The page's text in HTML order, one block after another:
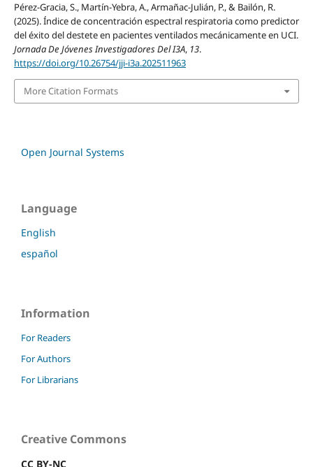
Pérez-Gracia, S., Martín-Yebra, A., Armañac-Julián, P., & Bailón, R.
(2025). Índice de concentración espectral respiratoria como predictor
del éxito del destete en pacientes ventilados mecánicamente en UCI.
Jornada De Jóvenes Investigadores Del I3A, 13.
https://doi.org/10.26754/jji-i3a.202511963
More Citation Formats
Open Journal Systems
Language
English
español
Information
For Readers
For Authors
For Librarians
Creative Commons
CC BY-NC